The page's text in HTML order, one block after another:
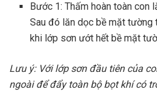
Bước 1: Thấm hoàn toàn con
Sau đó lăn dọc bề mặt tường
khi lớp sơn ướt hết bề mặt
Lưu ý: Với lớp sơn đầu tiên của
ngoài để đẩy toàn bộ bọt khí có